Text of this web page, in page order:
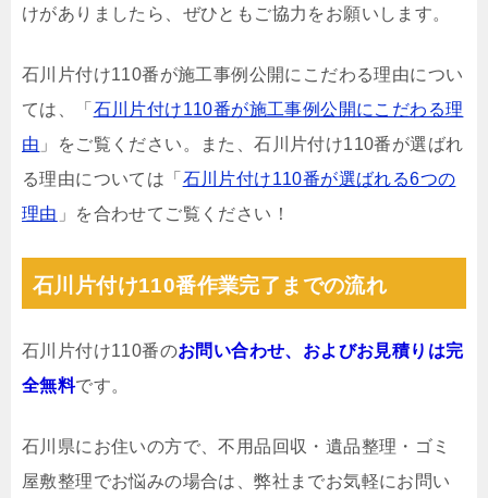
けがありましたら、ぜひともご協力をお願いします。
石川片付け110番が施工事例公開にこだわる理由につい
ては、「 石川片付け110番が施工事例公開にこだわる理
由 」をご覧ください。また、石川片付け110番が選ばれ
る理由については「 石川片付け110番が選ばれる6つの
理由 」を合わせてご覧ください！
石川片付け110番作業完了までの流れ
石川片付け110番のお問い合わせ、およびお見積りは完
全無料です。
石川県にお住いの方で、不用品回収・遺品整理・ゴミ
屋敷整理でお悩みの場合は、弊社までお気軽にお問い